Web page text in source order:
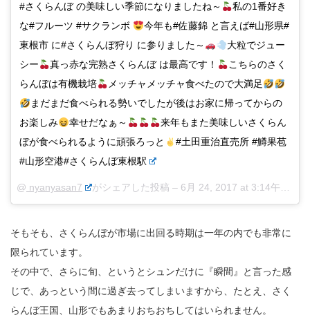
#さくらんぼ の美味しい季節になりましたね～
私の1番好き
な#フルーツ #サクランボ
今年も#佐藤錦 と言えば#山形県#
東根市 に#さくらんぼ狩り に参りました～
大粒でジュー
シー
真っ赤な完熟さくらんぼ は最高です！
こちらのさく
らんぼは有機栽培
メッチャメッチャ食べたので大満足
まだまだ食べられる勢いでしたが後はお家に帰ってからの
お楽しみ
幸せだなぁ～
来年もまた美味しいさくらん
ぼが食べられるように頑張ろっと
#土田重治直売所 #鱒果苞
#山形空港#さくらんぼ東根駅
@ nyanyasan7 がシェアした投稿 – 6月 24, 2017 at 3:14午前 PDT
そもそも、さくらんぼが市場に出回る時期は一年の内でも非常に
限られています。
その中で、さらに旬、というとシュンだけに『瞬間』と言った感
じで、あっという間に過ぎ去ってしまいますから、たとえ、さく
らんぼ王国、山形でもあまりおちおちしてはいられません。